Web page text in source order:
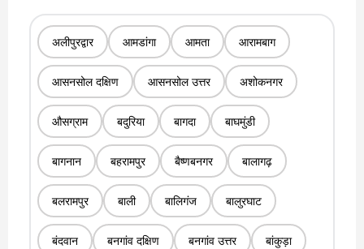
अलीपुरद्वार आमडांगा आमता आरामबाग
आसनसोल दक्षिण आसनसोल उत्तर अशोकनगर
औसग्राम बदुरिया बागदा बाघमुंडी
बागनान बहरामपुर बैष्णबनगर बालागढ़
बलरामपुर बाली बालिगंज बालुरघाट
बंदवान बनगांव दक्षिण बनगांव उत्तर बांकुड़ा